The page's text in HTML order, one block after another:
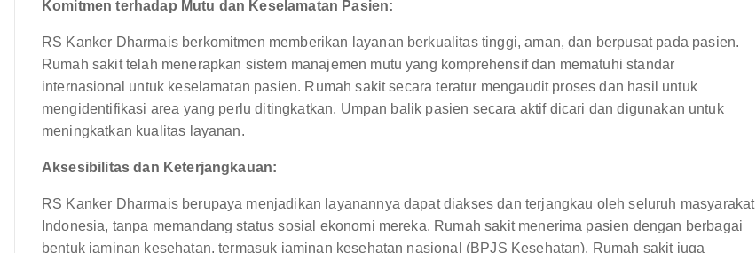
Komitmen terhadap Mutu dan Keselamatan Pasien:
RS Kanker Dharmais berkomitmen memberikan layanan berkualitas tinggi, aman, dan berpusat pada pasien.
Rumah sakit telah menerapkan sistem manajemen mutu yang komprehensif dan mematuhi standar
internasional untuk keselamatan pasien. Rumah sakit secara teratur mengaudit proses dan hasil untuk
mengidentifikasi area yang perlu ditingkatkan. Umpan balik pasien secara aktif dicari dan digunakan untuk
meningkatkan kualitas layanan.
Aksesibilitas dan Keterjangkauan:
RS Kanker Dharmais berupaya menjadikan layanannya dapat diakses dan terjangkau oleh seluruh masyarakat
Indonesia, tanpa memandang status sosial ekonomi mereka. Rumah sakit menerima pasien dengan berbagai
bentuk jaminan kesehatan, termasuk jaminan kesehatan nasional (BPJS Kesehatan). Rumah sakit juga